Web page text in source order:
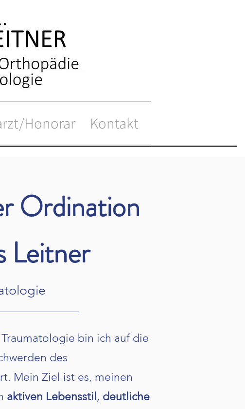
Honorar Kontakt
Ordination
Leitner
bin ich auf die
des
Mein Ziel ist es, meinen
aktiven Lebensstil , deutliche